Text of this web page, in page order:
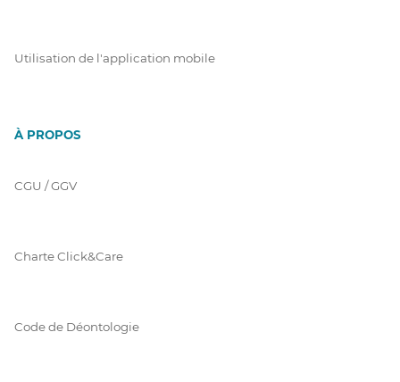
Utilisation de l'application mobile
À PROPOS
CGU / GGV
Charte Click&Care
Code de Déontologie